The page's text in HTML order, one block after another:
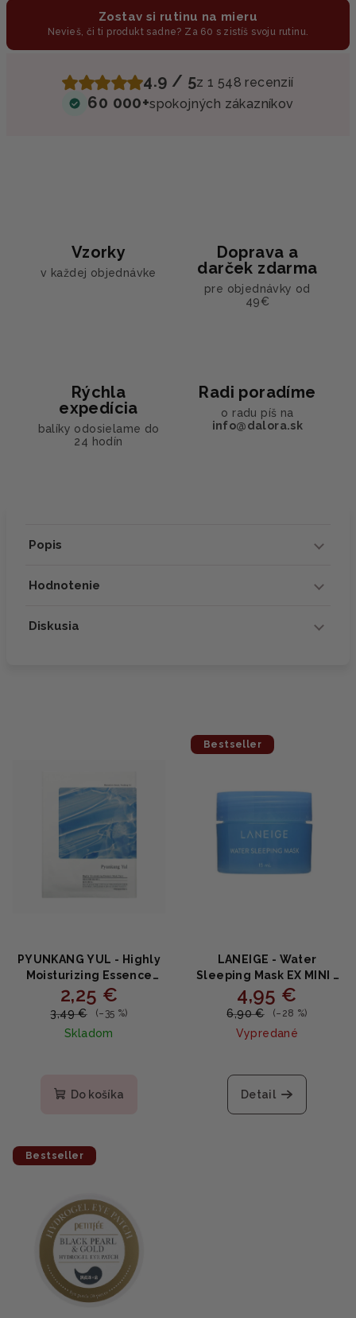
Zostav si rutinu na mieru
Nevieš, či ti produkt sadne? Za 60 s zistíš svoju rutinu.
4.9 / 5z 1 548 recenzií
60 000+spokojných zákazníkov
Vzorky
v každej objednávke
Doprava a
darček zdarma
pre objednávky od
49€
Rýchla
expedícia
balíky odosielame do
24 hodín
Radi poradíme
o radu píš na
info@dalora.sk
Popis
Hodnotenie
Diskusia
PYUNKANG YUL - Highly
Moisturizing Essence
Mask - Hĺbkovo
hydratačná plátienková
maska s 5 typmi kyseliny
hyalurónovej 25ml
2,25 €
3,49 € (–35 %)
Skladom
Do košíka
Bestseller
LANEIGE - Water
Sleeping Mask EX MINI -
Hydratačná pleťová
nočná maska 15ml
4,95 €
6,90 € (–28 %)
Vypredané
Detail
Bestseller